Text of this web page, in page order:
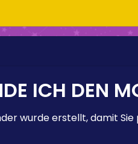
ICH DEN
wurde erstellt, damit